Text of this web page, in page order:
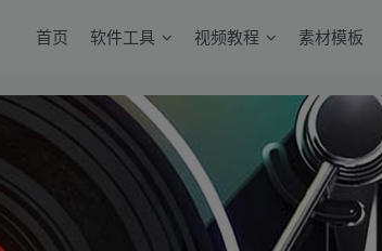
首页 软件工具 视频教程 素材模板